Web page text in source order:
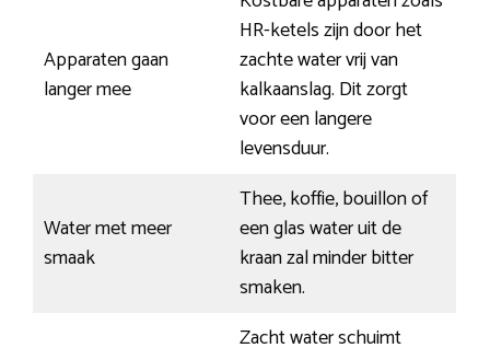
Apparaten gaan
langer mee
HR-ketels zijn door het
zachte water vrij van
kalkaanslag. Dit zorgt
voor een langere
levensduur.
Water met meer
smaak
Thee, koffie, bouillon of
een glas water uit de
kraan zal minder bitter
smaken.
Zacht water schuimt